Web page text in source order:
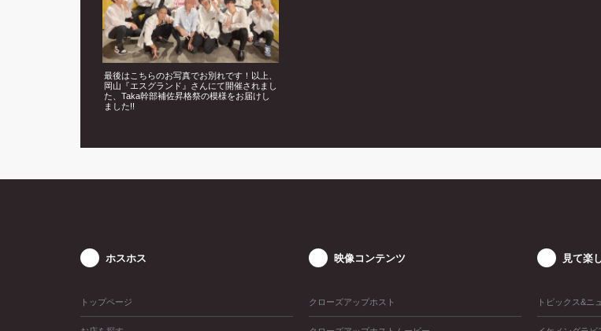
最後はこちらのお写真でお別れです！以上、
岡山『エスグランド』さんにて開催されまし
た、Taka幹部補佐昇格祭の模様をお届けし
ました!!
ホスホス
トップページ
映像コンテンツ
クローズアップホスト
見て楽
トピックス&ニ